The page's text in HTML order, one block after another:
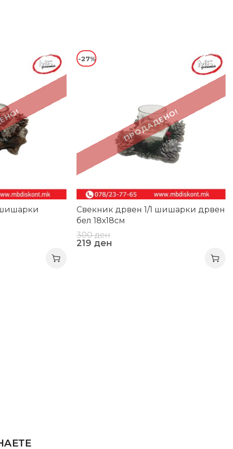
ПРОДАДЕНО!
-27%
Свекник дрвен 1/1 шишарки дрвен
бел 18х18см
300ден
219 ден